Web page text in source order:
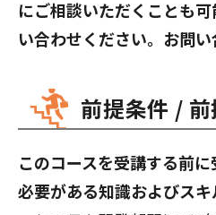
にご相談いただくことも
い合わせください。お問
前提条件 /
このコースを受講する前
必要がある知識およびスキ